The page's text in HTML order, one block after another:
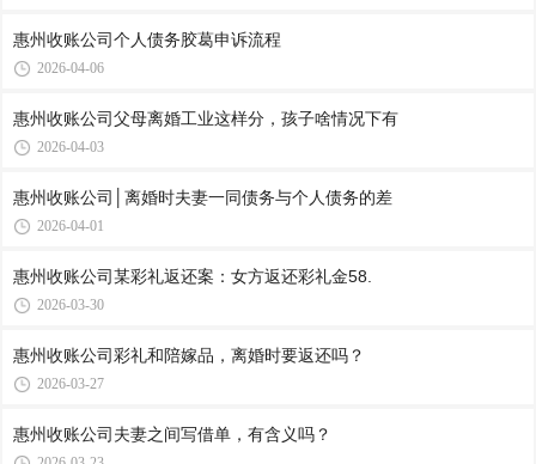
惠州收账公司​个人债务胶葛申诉流程
2026-04-06
惠州收账公司​父母离婚工业这样分，孩子啥情况下有
2026-04-03
惠州收账公司​│离婚时夫妻一同债务与个人债务的差
2026-04-01
惠州收账公司​某彩礼返还案：女方返还彩礼金58.
2026-03-30
惠州收账公司​彩礼和陪嫁品，离婚时要返还吗？
2026-03-27
惠州收账公司​夫妻之间写借单，有含义吗？